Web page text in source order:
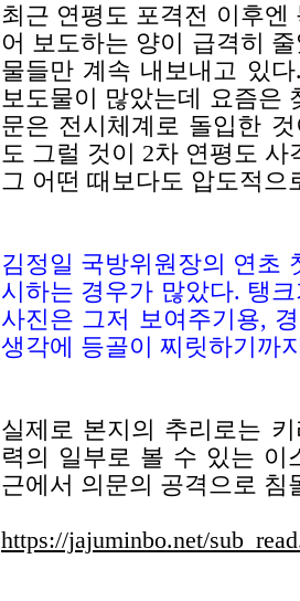
최근 연평도 포격전 이후
어 보도하는 양이 급격히
물들만 계속 내보내고 있
보도물이 많았는데 요즘은
문은 전시체계로 돌입한
도 그럴 것이 2차 연평도
그 어떤 때보다도 압도적으
김정일 국방위원장의 연초
시하는 경우가 많았다. 탱
사진은 그저 보여주기용,
생각에 등골이 찌릿하기까
실제로 본지의 추리로는
력의 일부로 볼 수 있는 이
근에서 의문의 공격으로 침
https://jajuminbo.net/